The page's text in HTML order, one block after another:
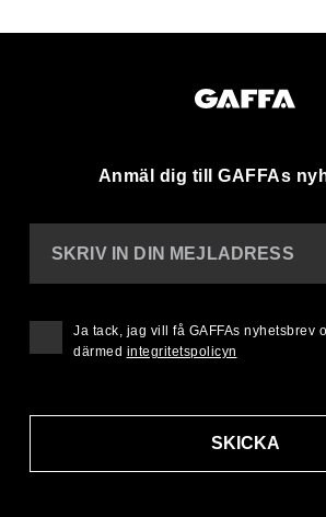
Anmäl dig till GAFFAs
SKRIV IN DIN MEJLADRESS
SKICKA
Ja tack, jag vill få GAFFAs nyhetsbrev
därmed integritetspolicyn